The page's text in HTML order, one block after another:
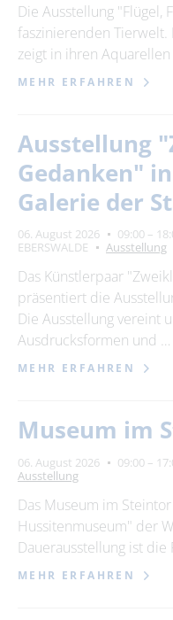
Kategorie
Suchbegriff
bitte wählen
Ort
Die Ausstellung "Flügel,
faszinierenden
zeigt in ihren
MEHR ERFAHREN
Ausstellung
Gedanken"
Galerie der
06. August 2026 09:00 –
EBERSWALDE
Ausstellung
Das Künstlerpaar
präsentiert die
Die Ausstellung vereint
Ausdrucksformen und …
MEHR ERFAHREN
Museum im
06. August 2026 09:00 –
Ausstellung
Das Museum im
Hussitenmuseum" der
Dauerausstellung ist
MEHR ERFAHREN